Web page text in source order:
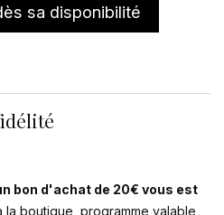
sa disponibilité
bon d'achat de 20€ vous est
boutique, programme valable